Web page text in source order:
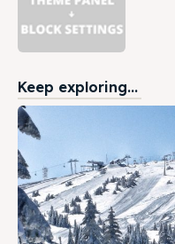
Keep exploring...